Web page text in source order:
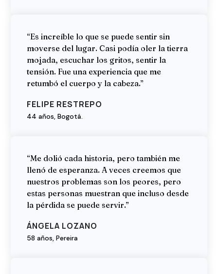
“Es increíble lo que se puede sentir sin
moverse del lugar. Casi podía oler la tierra
mojada, escuchar los gritos, sentir la
tensión. Fue una experiencia que me
retumbó el cuerpo y la cabeza.”
FELIPE RESTREPO
44 años, Bogotá.
“Me dolió cada historia, pero también me
llenó de esperanza. A veces creemos que
nuestros problemas son los peores, pero
estas personas muestran que incluso desde
la pérdida se puede servir.”
ÁNGELA LOZANO
58 años, Pereira